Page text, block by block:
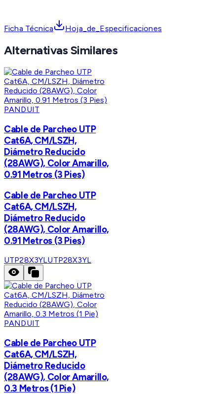
Ficha Técnica Hoja_de_Especificaciones
Alternativas Similares
PANDUIT
Cable de Parcheo UTP
Cat6A, CM/LSZH,
Diámetro Reducido
(28AWG), Color Amarillo,
0.91 Metros (3 Pies)
Cable de Parcheo UTP
Cat6A, CM/LSZH,
Diámetro Reducido
(28AWG), Color Amarillo,
0.91 Metros (3 Pies)
UTP28X3YLUTP28X3YL
PANDUIT
Cable de Parcheo UTP
Cat6A, CM/LSZH,
Diámetro Reducido
(28AWG), Color Amarillo,
0.3 Metros (1 Pie)